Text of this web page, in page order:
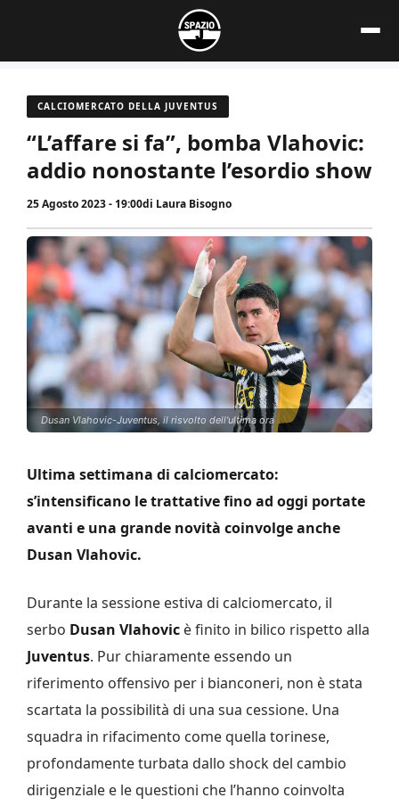
contenuto
CALCIOMERCATO DELLA JUVENTUS
“L’affare si fa”, bomba Vlahovic:
addio nonostante l’esordio show
25 Agosto 2023 - 19:00di Laura Bisogno
Dusan Vlahovic-Juventus, il risvolto dell'ultima ora
Ultima settimana di calciomercato:
s’intensificano le trattative fino ad oggi portate
avanti e una grande novità coinvolge anche
Dusan Vlahovic.
Durante la sessione estiva di calciomercato, il
serbo Dusan Vlahovic è finito in bilico rispetto alla
Juventus. Pur chiaramente essendo un
riferimento offensivo per i bianconeri, non è stata
scartata la possibilità di una sua cessione. Una
squadra in rifacimento come quella torinese,
profondamente turbata dallo shock del cambio
dirigenziale e le questioni che l’hanno coinvolta